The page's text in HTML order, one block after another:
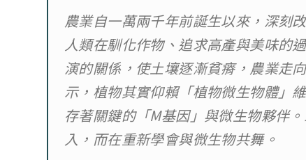
農業自一萬兩千年前誕生以來，深刻
人類在馴化作物、追求高產與美味的
演的關係，使土壤逐漸貧瘠，農業走
示，植物其實仰賴「植物微生物體」
存著關鍵的「M基因」與微生物夥伴
入，而在重新學會與微生物共舞。